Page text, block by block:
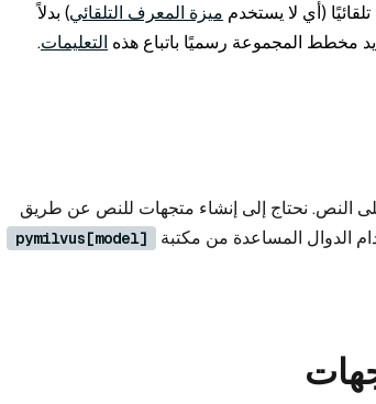
(أي لا يستخدم ميزة المعرف التلقائي) بدلاً
مخطط المجموعة رسميًا باتباع هذه التعليمات.
النص. نحتاج إلى إنشاء متجهات للنص عن طريق
الدوال المساعدة من مكتبة
pymilvus[model]